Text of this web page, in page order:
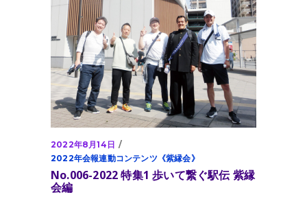
2022年8月14日
2022年会報連動コンテンツ《紫縁会》
No.006-2022 特集1 歩いて繋ぐ駅伝 紫縁
会編